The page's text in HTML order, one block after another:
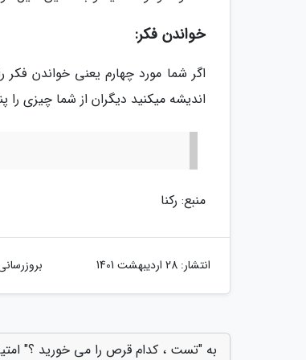
خواندن فکر:
اگر شما مورد چهارم یعنی خواندن
اندیشه میکنید دیگران از شما چیزی را
منبع: رکنا
انتشار: 28 اردیبهشت 1401
به "تست ، کدام قرص را می خورید ؟"